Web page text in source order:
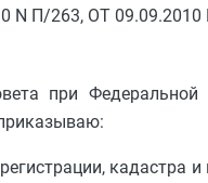
N П/263, ОТ 09.09.2010
при Федеральной
кадастра